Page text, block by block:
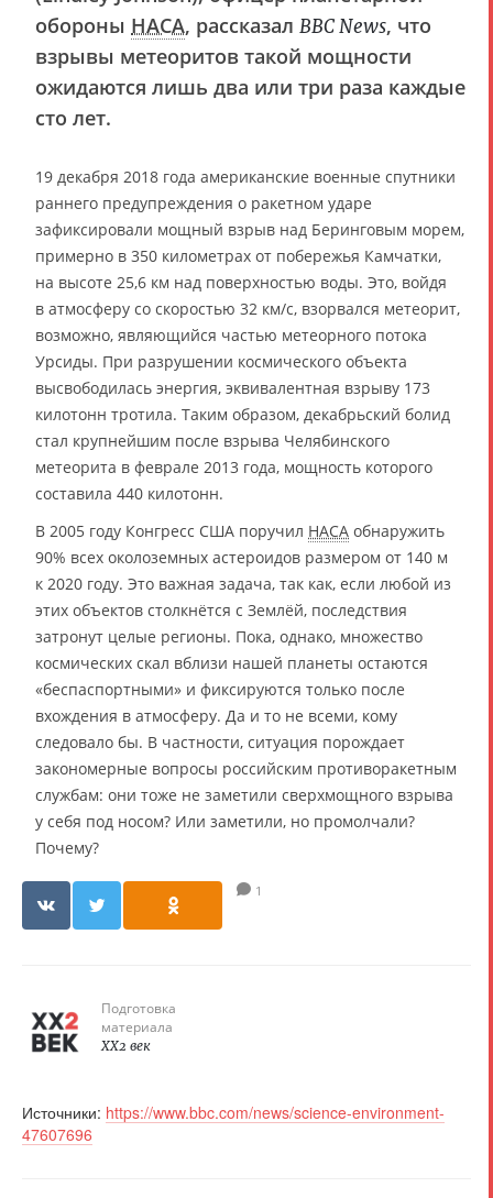
обороны НАСА, рассказал BBC News, что
взрывы метеоритов такой мощности
ожидаются лишь два или три раза каждые
сто лет.
19 декабря 2018 года американские военные спутники
раннего предупреждения о ракетном ударе
зафиксировали мощный взрыв над Беринговым морем,
примерно в 350 километрах от побережья Камчатки,
на высоте 25,6 км над поверхностью воды. Это, войдя
в атмосферу со скоростью 32 км/с, взорвался метеорит,
возможно, являющийся частью метеорного потока
Урсиды. При разрушении космического объекта
высвободилась энергия, эквивалентная взрыву 173
килотонн тротила. Таким образом, декабрьский болид
стал крупнейшим после взрыва Челябинского
метеорита в феврале 2013 года, мощность которого
составила 440 килотонн.
В 2005 году Конгресс США поручил НАСА обнаружить
90% всех околоземных астероидов размером от 140 м
к 2020 году. Это важная задача, так как, если любой из
этих объектов столкнётся с Землёй, последствия
затронут целые регионы. Пока, однако, множество
космических скал вблизи нашей планеты остаются
«беспаспортными» и фиксируются только после
вхождения в атмосферу. Да и то не всеми, кому
следовало бы. В частности, ситуация порождает
закономерные вопросы российским противоракетным
службам: они тоже не заметили сверхмощного взрыва
у себя под носом? Или заметили, но промолчали?
Почему?
1
Подготовка
материала
XX2 век
Источники: https://www.bbc.com/news/science-environment-
47607696